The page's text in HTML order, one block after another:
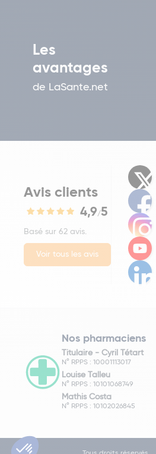
Les
avantages
de LaSante.net
Avis clients
4,9/5
Basé sur 62 avis.
Voir tous les avis
Nos pharmaciens
Titulaire - Cyril Tétart
N° RPPS : 10001113017
Louise Talleu
N° RPPS : 10101068749
Mathis Costa
N° RPPS : 10102026845